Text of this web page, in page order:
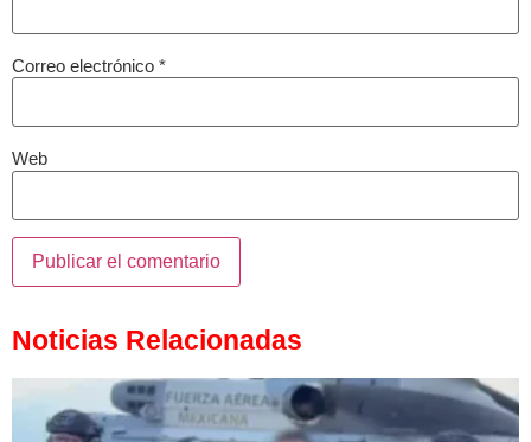
Correo electrónico *
Web
Noticias Relacionadas